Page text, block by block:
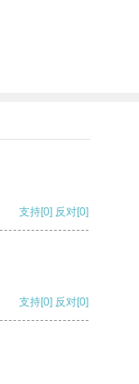
支持[0] 反对[0]
支持[0] 反对[0]